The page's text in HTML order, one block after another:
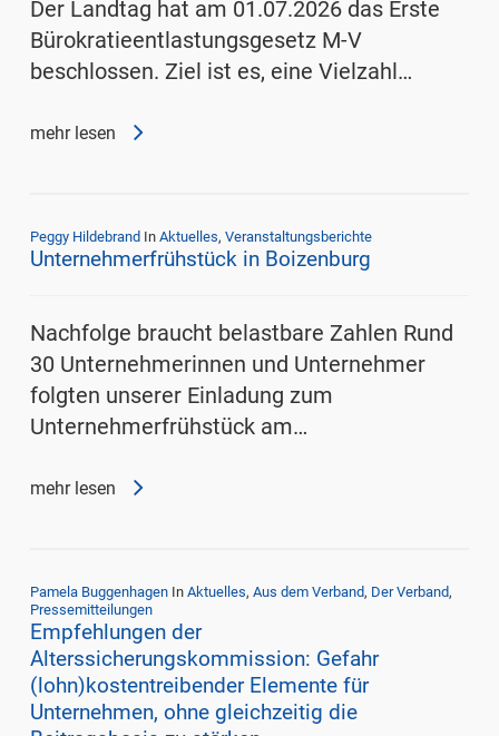
Der Landtag hat am 01.07.2026 das Erste
Bürokratieentlastungsgesetz M-V
beschlossen. Ziel ist es, eine Vielzahl…
mehr lesen
Peggy Hildebrand In Aktuelles, Veranstaltungsberichte
Unternehmerfrühstück in Boizenburg
Nachfolge braucht belastbare Zahlen Rund
30 Unternehmerinnen und Unternehmer
folgten unserer Einladung zum
Unternehmerfrühstück am…
mehr lesen
Pamela Buggenhagen In Aktuelles, Aus dem Verband, Der Verband,
Pressemitteilungen
Empfehlungen der
Alterssicherungskommission: Gefahr
(lohn)kostentreibender Elemente für
Unternehmen, ohne gleichzeitig die